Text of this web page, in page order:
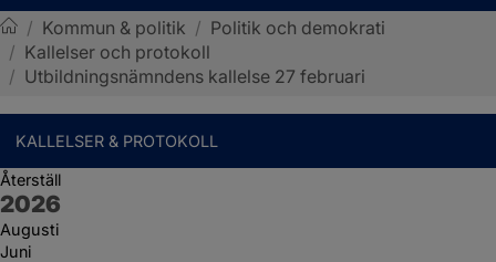
Sotenäs kommun
/ Kommun & politik / Politik och demokrati
/ Kallelser och protokoll
/ Utbildningsnämndens kallelse 27 februari
KALLELSER & PROTOKOLL
Återställ
År:
2026
Augusti
Juni